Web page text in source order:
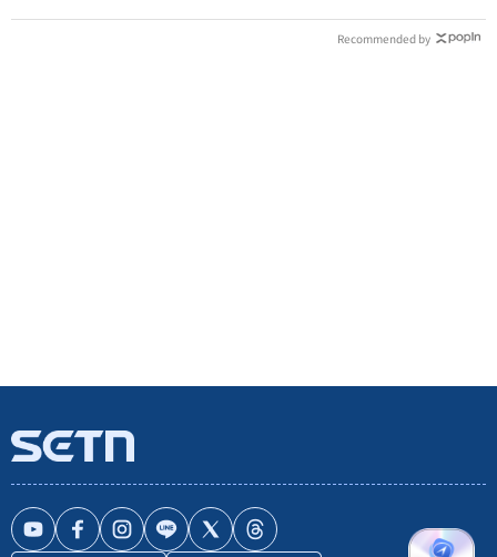
Recommended by